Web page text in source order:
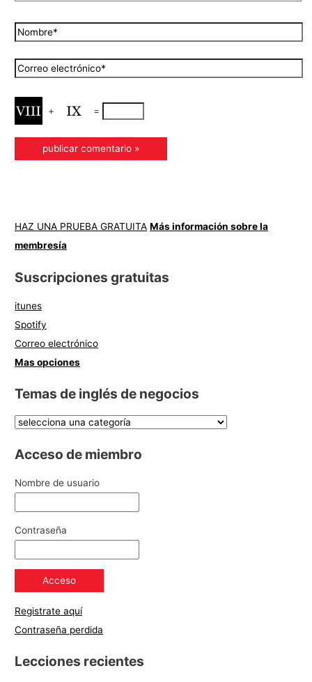
+ =
HAZ UNA PRUEBA GRATUITA Más información sobre la
membresía
Suscripciones gratuitas
itunes
Spotify
Correo electrónico
Mas opciones
Temas de inglés de negocios
Acceso de miembro
Nombre de usuario
Contraseña
Registrate aquí
Contraseña perdida
Lecciones recientes